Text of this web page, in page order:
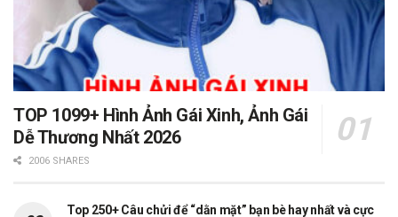
TOP 1099+ Hình Ảnh Gái Xinh, Ảnh Gái
Dễ Thương Nhất 2026
2006 SHARES
Top 250+ Câu chửi để “dằn mặt” bạn bè hay nhất và cực